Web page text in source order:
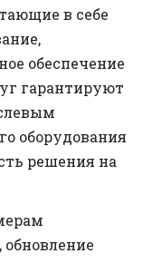
в себе
обеспечение
гарантируют
оборудования
решения на
обновление